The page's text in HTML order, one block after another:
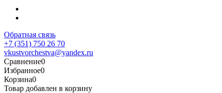
Обратная связь
+7 (351) 750 26 70
vkustvorchestva@yandex.ru
Сравнение0
Избранное0
Корзина0
Товар добавлен в корзину